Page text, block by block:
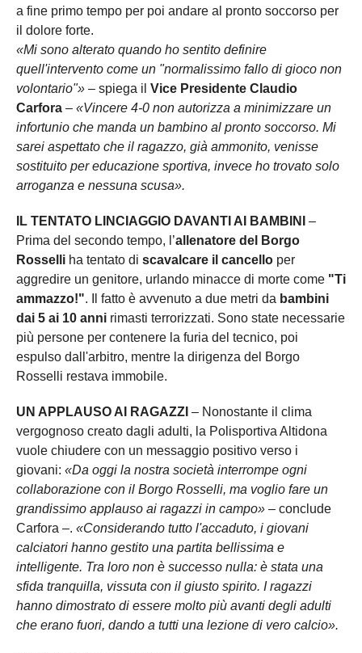
a fine primo tempo per poi andare al pronto soccorso per
il dolore forte.
«Mi sono alterato quando ho sentito definire
quell'intervento come un "normalissimo fallo di gioco non
volontario"» – spiega il Vice Presidente Claudio
Carfora – «Vincere 4-0 non autorizza a minimizzare un
infortunio che manda un bambino al pronto soccorso. Mi
sarei aspettato che il ragazzo, già ammonito, venisse
sostituito per educazione sportiva, invece ho trovato solo
arroganza e nessuna scusa».
IL TENTATO LINCIAGGIO DAVANTI AI BAMBINI
–
Prima del secondo tempo, l’allenatore del Borgo
Rosselli ha tentato di scavalcare il cancello per
aggredire un genitore, urlando minacce di morte come "Ti
ammazzo!". Il fatto è avvenuto a due metri da bambini
dai 5 ai 10 anni rimasti terrorizzati. Sono state necessarie
più persone per contenere la furia del tecnico, poi
espulso dall'arbitro, mentre la dirigenza del Borgo
Rosselli restava immobile.
UN APPLAUSO AI RAGAZZI – Nonostante il clima
vergognoso creato dagli adulti, la Polisportiva Altidona
vuole chiudere con un messaggio positivo verso i
giovani: «Da oggi la nostra società interrompe ogni
collaborazione con il Borgo Rosselli, ma voglio fare un
grandissimo applauso ai ragazzi in campo» – conclude
Carfora –. «Considerando tutto l'accaduto, i giovani
calciatori hanno gestito una partita bellissima e
intelligente. Tra loro non è successo nulla: è stata una
sfida tranquilla, vissuta con il giusto spirito. I ragazzi
hanno dimostrato di essere molto più avanti degli adulti
che erano fuori, dando a tutti una lezione di vero calcio».